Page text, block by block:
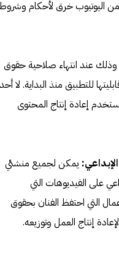
من اليوتيوب خرق لأحكام
وذلك عند انتهاء صلاحية حقوق
للتطبيق منذ البداية. لا أحد
إعادة إنتاج المحتوى
يمكن لجميع منشئي
على الفيديوهات التي
التي احتفظ الفنان بحقوق
إنتاج العمل وتوزيعه.